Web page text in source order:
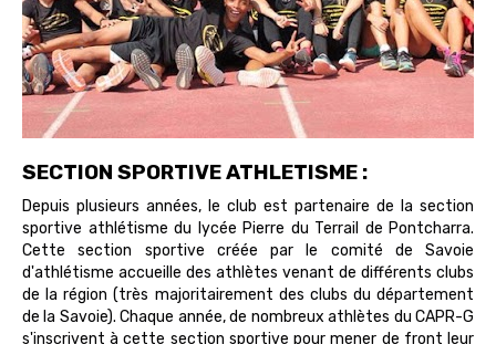
SECTION SPORTIVE ATHLETISME :
Depuis plusieurs années, le club est partenaire de la section
sportive athlétisme du lycée Pierre du Terrail de Pontcharra.
Cette section sportive créée par le comité de Savoie
d'athlétisme accueille des athlètes venant de différents clubs
de la région (très majoritairement des clubs du département
de la Savoie). Chaque année, de nombreux athlètes du CAPR-G
s'inscrivent à cette section sportive pour mener de front leur